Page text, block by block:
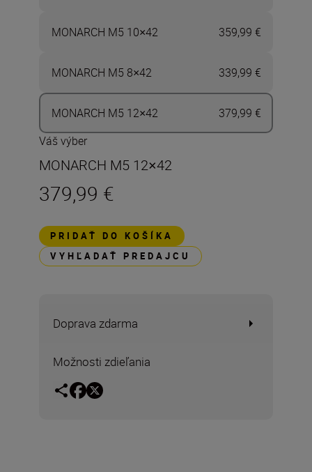
MONARCH M5 10×42 359,99 €
MONARCH M5 8×42 339,99 €
MONARCH M5 12×42
379,99 €
Váš výber
MONARCH M5 12×42
379,99 €
PRIDAŤ DO KOŠÍKA
VYHĽADAŤ PREDAJCU
Doprava zdarma
Možnosti zdieľania